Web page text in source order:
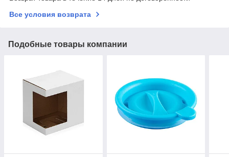
Все условия возврата
Подобные товары компании